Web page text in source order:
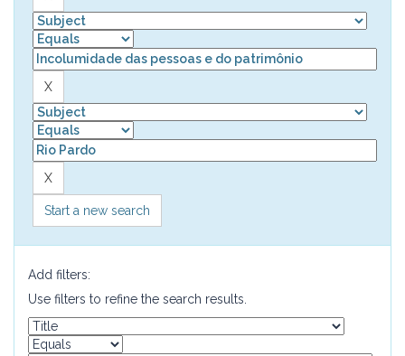
Start a new search
Add filters:
Use filters to refine the search results.